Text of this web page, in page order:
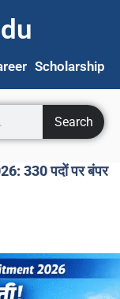
Scholarship
Search
330 पदों पर बंपर